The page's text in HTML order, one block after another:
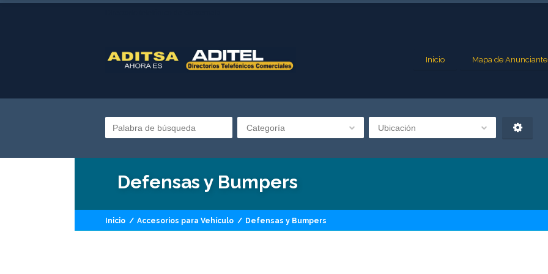
Inicio Mapa de
Categoría Ubicación
Defensas y Bumpers
Inicio / Accesorios para Vehículo / Defensas y Bumpers